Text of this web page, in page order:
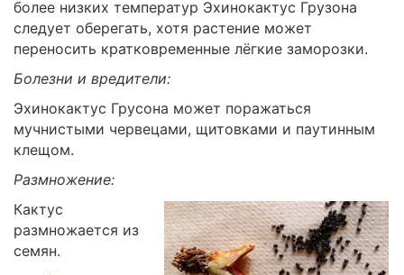
более низких температур Эхинокактус Грузона
следует оберегать, хотя растение может
переносить кратковременные лёгкие заморозки.
Болезни и вредители:
Эхинокактус Грусона может поражаться
мучнистыми червецами, щитовками и паутинным
клещом.
Размножение:
Кактус
размножается из
семян.